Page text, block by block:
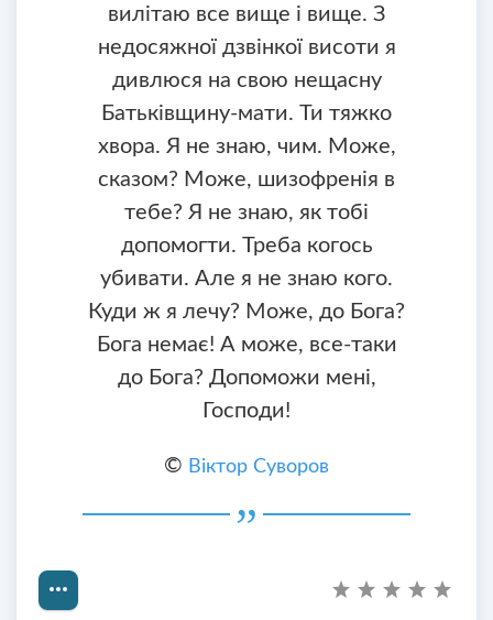
вилітаю все вище і вище. З
недосяжної дзвінкої висоти я
дивлюся на свою нещасну
Батьківщину-мати. Ти тяжко
хвора. Я не знаю, чим. Може,
сказом? Може, шизофренія в
тебе? Я не знаю, як тобі
допомогти. Треба когось
убивати. Але я не знаю кого.
Куди ж я лечу? Може, до Бога?
Бога немає! А може, все-таки
до Бога? Допоможи мені,
Господи!
© Віктор Суворов